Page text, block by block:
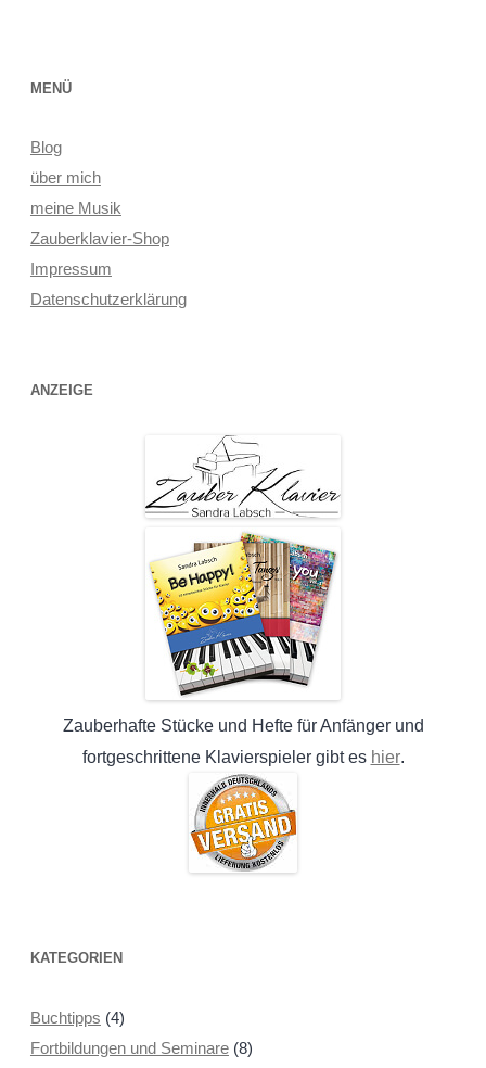
MENÜ
Blog
über mich
meine Musik
Zauberklavier-Shop
Impressum
Datenschutzerklärung
ANZEIGE
Zauberhafte Stücke und Hefte für Anfänger und
fortgeschrittene Klavierspieler gibt es hier.
KATEGORIEN
Buchtipps (4)
Fortbildungen und Seminare(8)